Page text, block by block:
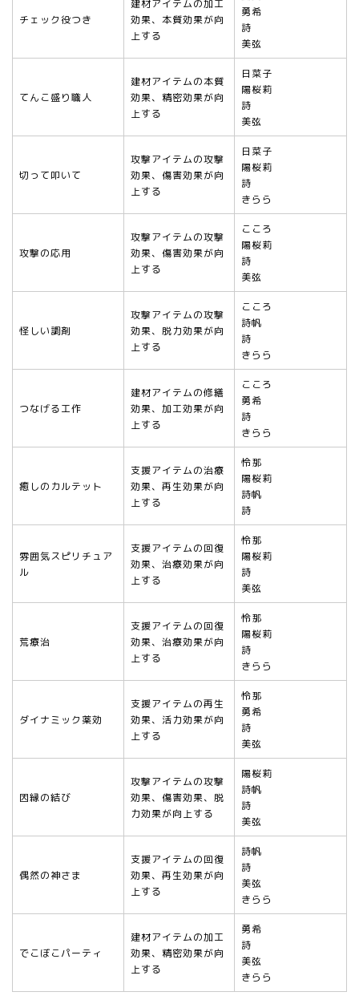
チェック役つき
建材アイテムの加工
効果、本質効果が向
上する
勇希
詩
美弦
てんこ盛り職人
建材アイテムの本質
効果、精密効果が向
上する
日菜子
陽桜莉
詩
美弦
切って叩いて
攻撃アイテムの攻撃
効果、傷害効果が向
上する
日菜子
陽桜莉
詩
きらら
攻撃の応用
攻撃アイテムの攻撃
効果、傷害効果が向
上する
こころ
陽桜莉
詩
美弦
怪しい調剤
攻撃アイテムの攻撃
効果、脱力効果が向
上する
こころ
詩帆
詩
きらら
つなげる工作
建材アイテムの修繕
効果、加工効果が向
上する
こころ
勇希
詩
きらら
癒しのカルテット
支援アイテムの治療
効果、再生効果が向
上する
怜那
陽桜莉
詩帆
詩
雰囲気スピリチュア
ル
支援アイテムの回復
効果、治療効果が向
上する
怜那
陽桜莉
詩
美弦
荒療治
支援アイテムの回復
効果、治療効果が向
上する
怜那
陽桜莉
詩
きらら
ダイナミック薬効
支援アイテムの再生
効果、活力効果が向
上する
怜那
勇希
詩
美弦
因縁の結び
攻撃アイテムの攻撃
効果、傷害効果、脱
力効果が向上する
陽桜莉
詩帆
詩
美弦
偶然の神さま
支援アイテムの回復
効果、再生効果が向
上する
詩帆
詩
美弦
きらら
でこぼこパーティ
建材アイテムの加工
効果、精密効果が向
上する
勇希
詩
美弦
きらら